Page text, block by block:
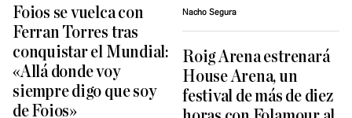
Foios se vuelca con
Ferran Torres tras
conquistar el Mundial:
«Allá donde voy
siempre digo que soy
de Foios»
Nacho Segura
Roig Arena estrenará
House Arena, un
festival de más de diez